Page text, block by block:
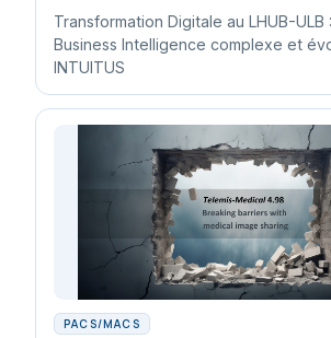
Transformation Digitale au LHUB-ULB
Business Intelligence complexe et
INTUITUS
PACS/MACS